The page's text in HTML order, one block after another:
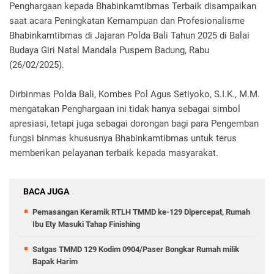
Penghargaan kepada Bhabinkamtibmas Terbaik disampaikan
saat acara Peningkatan Kemampuan dan Profesionalisme
Bhabinkamtibmas di Jajaran Polda Bali Tahun 2025 di Balai
Budaya Giri Natal Mandala Puspem Badung, Rabu
(26/02/2025).
Dirbinmas Polda Bali, Kombes Pol Agus Setiyoko, S.I.K., M.M.
mengatakan Penghargaan ini tidak hanya sebagai simbol
apresiasi, tetapi juga sebagai dorongan bagi para Pengemban
fungsi binmas khususnya Bhabinkamtibmas untuk terus
memberikan pelayanan terbaik kepada masyarakat.
BACA JUGA
Pemasangan Keramik RTLH TMMD ke-129 Dipercepat, Rumah
Ibu Ety Masuki Tahap Finishing
Satgas TMMD 129 Kodim 0904/Paser Bongkar Rumah milik
Bapak Harim